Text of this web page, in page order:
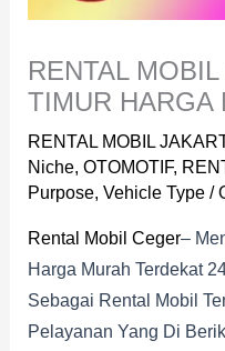
RENTAL
TIMUR HARGA
RENTAL MOBIL
Niche, OTOMOTIF,
Purpose, Vehicle Type/
Rental Mobil Ceger–
Harga Murah Terdekat
Sebagai Rental Mobil
Pelayanan Yang Di